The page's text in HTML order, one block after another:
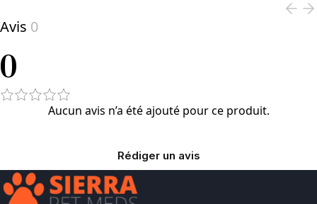
Avis 0
0
Aucun avis n’a été ajouté pour ce produit.
Rédiger un avis